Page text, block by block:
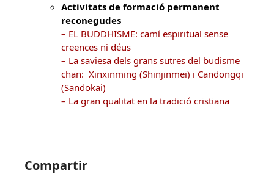
Activitats de formació permanent
reconegudes
– EL BUDDHISME: camí espiritual sense
creences ni déus
– La saviesa dels grans sutres del budisme
chan: Xinxinming (Shinjinmei) i Candongqi
(Sandokai)
– La gran qualitat en la tradició cristiana
Compartir